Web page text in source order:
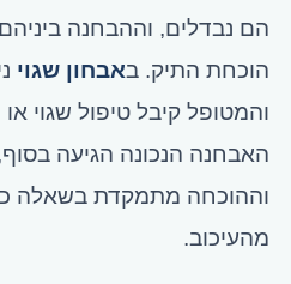
הם נבדלים, וההבחנה
הוכחת התיק. באבחון שגוי
והמטופל קיבל טיפול שגוי
האבחנה הנכונה הגיעה
וההוכחה מתמקדת בשאלה
מהעיכוב.